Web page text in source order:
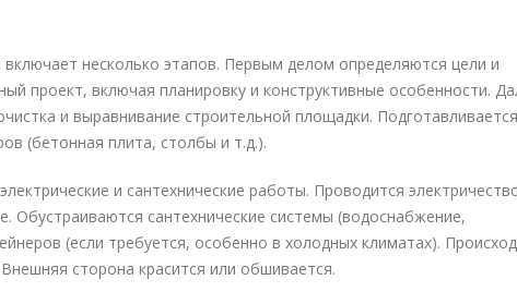
несколько этапов. Первым делом определяются цели и
проект, включая планировку и конструктивные особенности.
и выравнивание строительной площадки. Подготавливается
(бетонная плита, столбы и т.д.).
и сантехнические работы. Проводится
Обустраиваются сантехнические системы (водоснабжение,
(если требуется, особенно в холодных климатах).
сторона красится или обшивается.